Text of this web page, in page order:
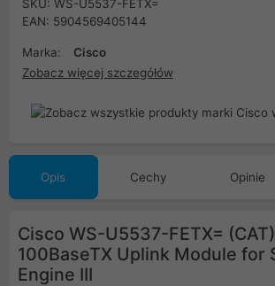
SKU: WS-U5537-FETX=
EAN: 5904569405144
Marka:
Cisco
Zobacz więcej szczegółów
Opis Cechy Opinie
Cisco WS-U5537-FETX=
100BaseTX Uplink Module for
Engine III